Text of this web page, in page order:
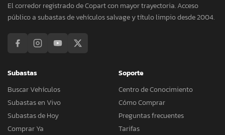
El corredor registrado de Copart con mayor trayectoria. Acceso
público a subastas de vehículos salvage y título limpio desde 2004.
Subastas
Buscar Vehículos
Subastas en Vivo
Subastas de Hoy
Comprar Ya
Soporte
Centro de Conocimiento
Cómo Comprar
Preguntas frecuentes
Tarifas